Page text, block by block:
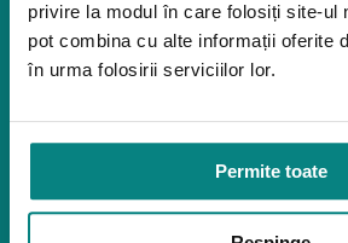
privire la modul în care folosiți site-ul
pot combina cu alte informații oferite
în urma folosirii serviciilor lor.
Permite toate
Service
Link-uri utile
Politica de confidentialitate – GDPR
Politica de Cookies
Politica de Reclamații și Retururi
Formular de retur
Termeni si conditii de utilizare a